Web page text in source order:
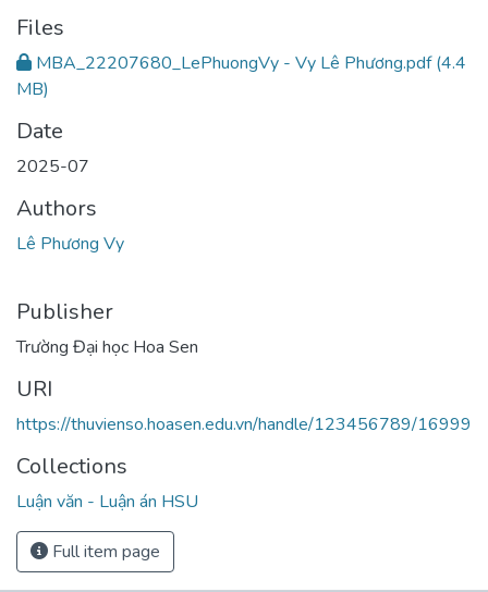
Files
MBA_22207680_LePhuongVy - Vy Lê Phương.pdf(4.4
MB)
Date
2025-07
Authors
Lê Phương Vy
Publisher
Trường Đại học Hoa Sen
URI
https://thuvienso.hoasen.edu.vn/handle/123456789/16999
Collections
Luận văn - Luận án HSU
Full item page